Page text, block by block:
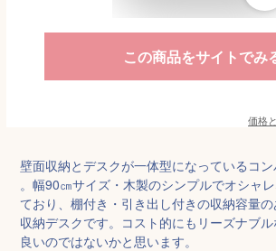
この商品をサイトでみ
価格
壁面収納とデスクが一体型になっているコ
。幅90㎝サイズ・木製のシンプルでオシャ
ており、棚付き・引き出し付きの収納容量
収納デスクです。コスト的にもリーズナブル
良いのではないかと思います。